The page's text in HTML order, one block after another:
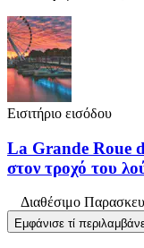
Εισιτήριο εισόδου
La Grande Roue
στον τροχό του
Διαθέσιμο
Εμφάνισε τί